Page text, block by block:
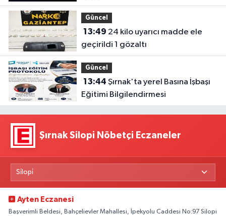
Güncel
13:49
geçirildi 1 gözaltı
Güncel
13:44
Eğitimi Bilgilendirmesi
Şırnak Silopi Nöbetçi Eczaneler
Ayten Eczanesi
Başverimli Beldesi, Bahçelievler Mahallesi, İpekyolu Caddesi No:97 Silopi